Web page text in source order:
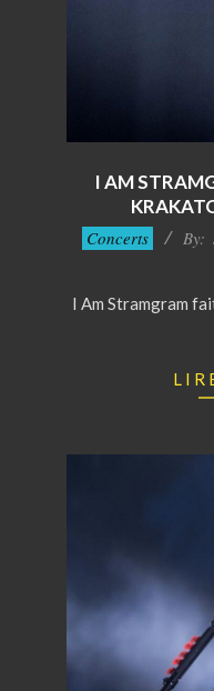
I AM
2017-
Concerts By:
I Am Stramgram